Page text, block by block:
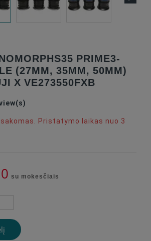
PRIME3-
(27MM, 35MM, 50MM)
X VE273550FXB
Pristatymo laikas nuo 3
su mokesčiais